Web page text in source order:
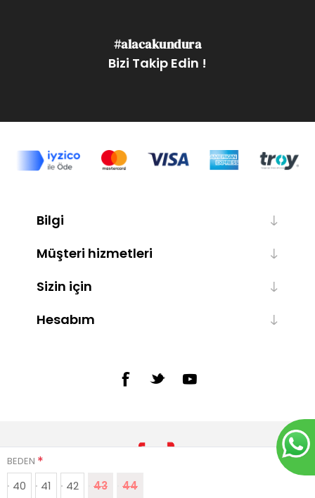
BEDEN *
40 41 42 43 44
#alacakundura
Bizi Takip Edin !
Bilgi
Müşteri hizmetleri
Sizin için
Hesabım